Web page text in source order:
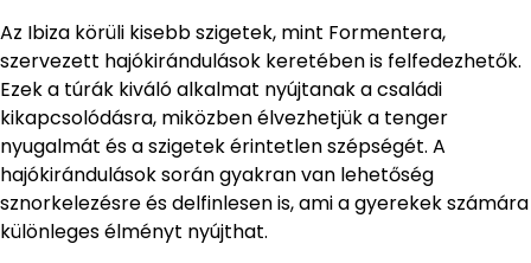
Az Ibiza körüli kisebb szigetek, mint Formentera,
szervezett hajókirándulások keretében is felfedezhetők.
Ezek a túrák kiváló alkalmat nyújtanak a családi
kikapcsolódásra, miközben élvezhetjük a tenger
nyugalmát és a szigetek érintetlen szépségét. A
hajókirándulások során gyakran van lehetőség
sznorkelezésre és delfinlesen is, ami a gyerekek számára
különleges élményt nyújthat.